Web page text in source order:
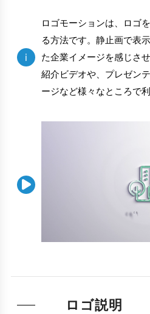
i
ロゴモーションは、ロゴ
る方法です。静止画で表
た企業イメージを感じさ
紹介ビデオや、プレゼン
ージなど様々なところで

ロゴ説明